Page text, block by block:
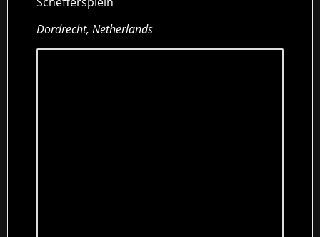
Dordrecht, Netherlands